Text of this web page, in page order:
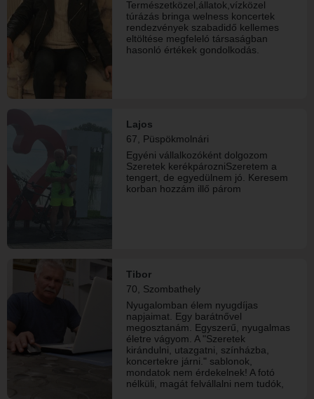
Természetközel,állatok,vízközel
túrázás bringa welness koncertek
rendezvények szabadidő kellemes
eltöltése megfeleló társaságban
hasonló értékek gondolkodás.
Lajos
67, Püspökmolnári
Egyéni vállalkozóként dolgozom
Szeretek kerékpározniSzeretem a
tengert, de egyedülnem jó. Keresem
korban hozzám illő párom
Tibor
70, Szombathely
Nyugalomban élem nyugdíjas
napjaimat. Egy barátnővel
megosztanám. Egyszerű, nyugalmas
életre vágyom. A "Szeretek
kirándulni, utazgatni, színházba,
koncertekre járni." sablonok,
mondatok nem érdekelnek! A fotó
nélküli, magát felvállalni nem tudók,